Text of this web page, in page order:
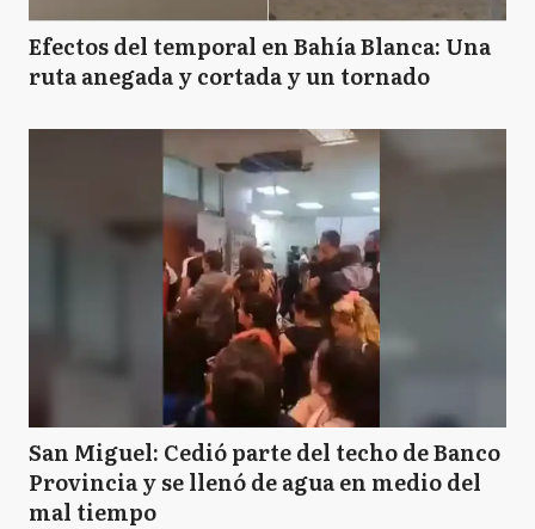
Efectos del temporal en Bahía Blanca: Una
ruta anegada y cortada y un tornado
San Miguel: Cedió parte del techo de Banco
Provincia y se llenó de agua en medio del
mal tiempo